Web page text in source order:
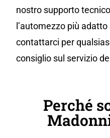
nostro supporto
l’automezzo più
contattarci per
consiglio sul servizio
Perché